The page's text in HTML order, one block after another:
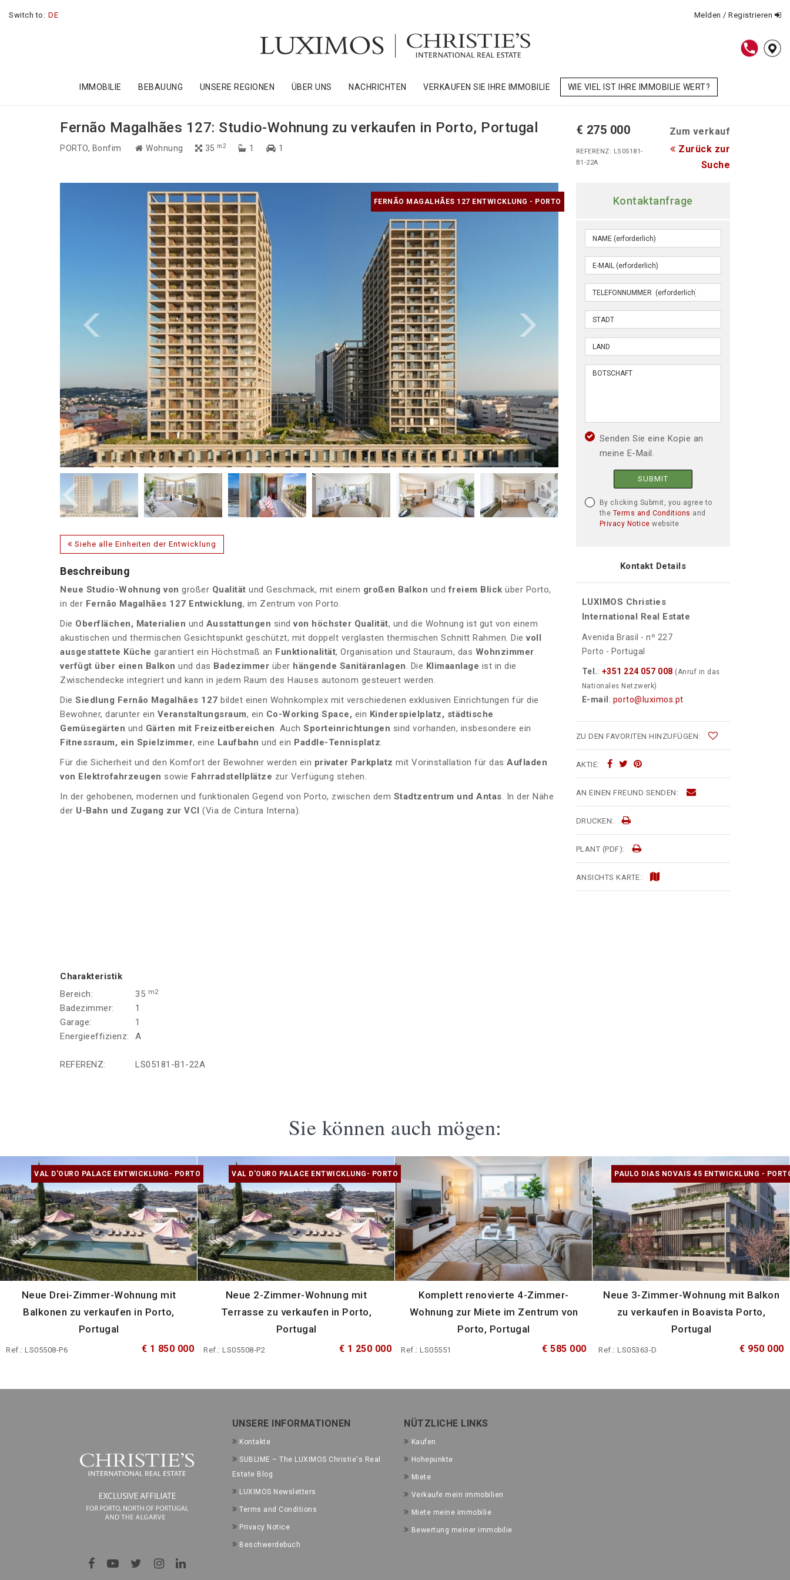
Switch to: DE Melden / Registrieren
IMMOBILIE BEBAUUNG UNSERE REGIONEN ÜBER UNS NACHRICHTEN VERKAUFEN SIE IHRE IMMOBILIE WIE VIEL IST IHRE IMMOBILIE WERT?
Fernão Magalhães 127: Studio-Wohnung zu verkaufen in Porto, Portugal
PORTO, Bonfim Wohnung 35 m2 1 1
€ 275 000 Zum verkauf
REFERENZ: LS05181-
B1-22A
Zurück zur
Suche
FERNÃO MAGALHÃES 127 ENTWICKLUNG - PORTO
Siehe alle Einheiten der Entwicklung
Beschreibung
Neue Studio-Wohnung von großer Qualität und Geschmack, mit einem großen Balkon undfreiem Blick über Porto,
in der Fernão Magalhães 127 Entwicklung, im Zentrum von Porto.
Die Oberflächen, Materialien und Ausstattungen sindvon höchster Qualität, und die Wohnung ist gut von einem
akustischen und thermischen Gesichtspunkt geschützt, mit doppelt verglasten thermischen Schnitt Rahmen. Dievoll
ausgestattete Küche garantiert ein Höchstmaß an Funktionalität, Organisation und Stauraum, das Wohnzimmer
verfügt über einen Balkon und das Badezimmer über hängende Sanitäranlagen. Die Klimaanlage ist in die
Zwischendecke integriert und kann in jedem Raum des Hauses autonom gesteuert werden.
Die Siedlung Fernão Magalhães 127 bildet einen Wohnkomplex mit verschiedenen exklusiven Einrichtungen für die
Bewohner, darunter ein Veranstaltungsraum, ein Co-Working Space, ein Kinderspielplatz, städtische
Gemüsegärten und Gärten mit Freizeitbereichen. Auch Sporteinrichtungen sind vorhanden, insbesondere ein
Fitnessraum, ein Spielzimmer, eine Laufbahn und ein Paddle-Tennisplatz.
Für die Sicherheit und den Komfort der Bewohner werden ein privater Parkplatz mit Vorinstallation für das Aufladen
von Elektrofahrzeugen sowie Fahrradstellplätze zur Verfügung stehen.
In der gehobenen, modernen und funktionalen Gegend von Porto, zwischen dem Stadtzentrum und Antas. In der Nähe
der U-Bahn und Zugang zur VCI (Via de Cintura Interna).
Charakteristik
Bereich:
35 m2
Badezimmer:
1
Garage:
1
Energieeffizienz:
A
REFERENZ: LS05181-B1-22A
Kontaktanfrage
Senden Sie eine Kopie an
meine E-Mail.
SUBMIT
By clicking Submit, you agree to
the Terms and Conditions and
Privacy Notice website
Kontakt Details
LUXIMOS Christies
International Real Estate
Avenida Brasil - nº 227
Porto - Portugal
Tel.: +351 224 057 008 (Anruf in das
Nationales Netzwerk)
E-mail : porto@luximos.pt
ZU DEN FAVORITEN HINZUFÜGEN:
AKTIE:
AN EINEN FREUND SENDEN:
DRUCKEN:
PLANT (PDF):
ANSICHTS KARTE:
Sie können auch mögen:
VAL D'OURO PALACE ENTWICKLUNG- PORTO
Neue Drei-Zimmer-Wohnung mit
Balkonen zu verkaufen in Porto,
Portugal
Ref.: LS05508-P6 € 1 850 000
VAL D'OURO PALACE ENTWICKLUNG- PORTO
Neue 2-Zimmer-Wohnung mit
Terrasse zu verkaufen in Porto,
Portugal
Ref.: LS05508-P2 € 1 250 000
Komplett renovierte 4-Zimmer-
Wohnung zur Miete im Zentrum von
Porto, Portugal
Ref.: LS05551 € 585 000
PAULO DIAS NOVAIS 45 ENTWICKLUNG -
Neue 3-Zimmer-Wohnung mit Balkon
zu verkaufen in Boavista Porto,
Portugal
Ref.: LS05363-D € 950 000
UNSERE INFORMATIONEN
Kontakte
SUBLIME – The LUXIMOS Christie's Real
Estate Blog
LUXIMOS Newsletters
Terms and Conditions
Privacy Notice
Beschwerdebuch
NÜTZLICHE LINKS
Kaufen
Hohepunkte
Miete
Verkaufe mein immobilien
Miete meine immobilie
Bewertung meiner immobilie